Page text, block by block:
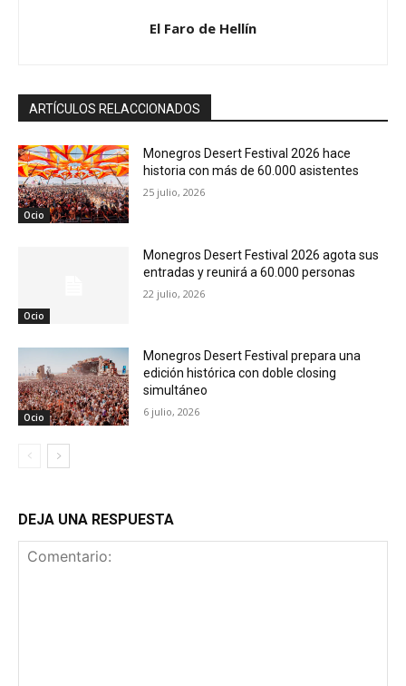
El Faro de Hellín
ARTÍCULOS RELACCIONADOS
Ocio
Monegros Desert Festival 2026 hace
historia con más de 60.000 asistentes
25 julio, 2026
Ocio
Monegros Desert Festival 2026 agota sus
entradas y reunirá a 60.000 personas
22 julio, 2026
Ocio
Monegros Desert Festival prepara una
edición histórica con doble closing
simultáneo
6 julio, 2026
DEJA UNA RESPUESTA